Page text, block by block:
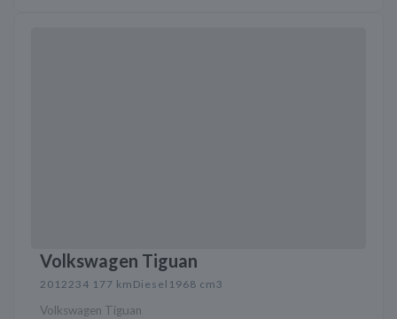
Volkswagen Tiguan
2012234 177 km Diesel 1968 cm3
Volkswagen Tiguan